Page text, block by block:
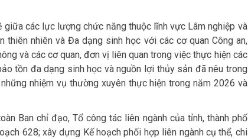
các lực lượng chức năng thuộc lĩnh vực Lâm nghiệp và
thiên nhiên và Đa dạng sinh học với các cơ quan Công an,
và các cơ quan, đơn vị liên quan trong việc thực hiện các
tồn đa dạng sinh học và nguồn lợi thủy sản đã nêu trong
nhiệm vụ thường xuyên thực hiện trong năm 2026 và
Ban chỉ đạo, Tổ công tác liên ngành của tỉnh, thành phố
628; xây dựng Kế hoạch phối hợp liên ngành cụ thể, chi